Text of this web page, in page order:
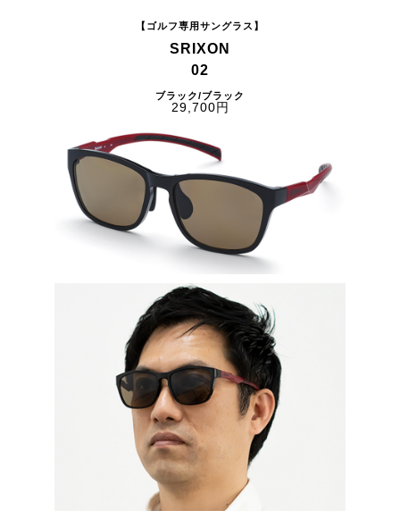
【ゴルフ専用サングラス】
SRIXON
02
ブラック/ブラック
29,700円